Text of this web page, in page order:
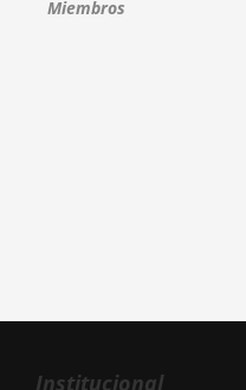
Miembros
Institucional